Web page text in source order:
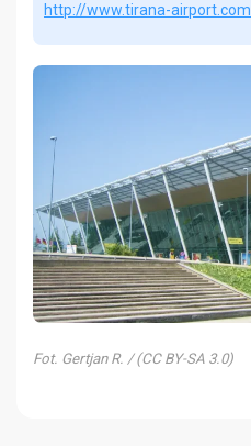
http://www.tirana-airport.com
Fot. Gertjan R. / (CC BY-SA 3.0)